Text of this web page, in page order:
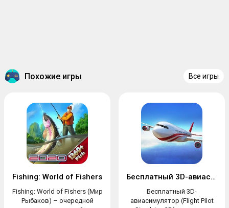
Похожие игры Все игры
Fishing: World of Fishers
Fishing: World of Fishers (Мир
Рыбаков) – очередной
Бесплатный 3D-авиасимулятор
Бесплатный 3D-
авиасимулятор (Flight Pilot